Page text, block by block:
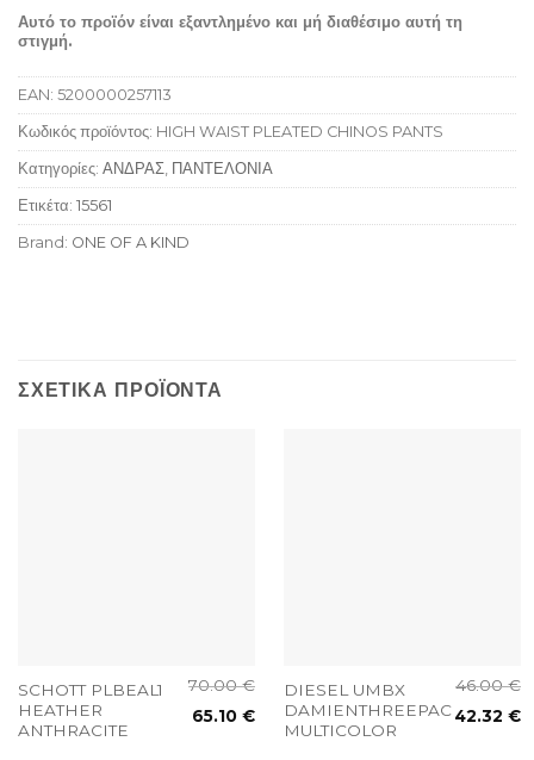
Αυτό το προϊόν είναι εξαντλημένο και μή διαθέσιμο αυτή τη
στιγμή.
EAN: 5200000257113
Κωδικός προϊόντος: HIGH WAIST PLEATED CHINOS PANTS
Κατηγορίες: ΑΝΔΡΑΣ ΠΑΝΤΕΛΟΝΙΑ
Ετικέτα: 15561
Brand: ONE OF A KIND
ΣΧΕΤΙΚΆ ΠΡΟΪΌΝΤΑ
SCHOTT PLBEAL1
HEATHER
ANTHRACITE
70.00€
65.10€
DIESEL UMBX
DAMIENTHREEPACK
MULTICOLOR
46.00€
42.32€